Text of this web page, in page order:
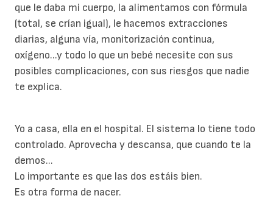
que le daba mi cuerpo, la alimentamos con fórmula
(total, se crían igual), le hacemos extracciones
diarias, alguna vía, monitorización continua,
oxígeno...y todo lo que un bebé necesite con sus
posibles complicaciones, con sus riesgos que nadie
te explica.
Yo a casa, ella en el hospital. El sistema lo tiene todo
controlado. Aprovecha y descansa, que cuando te la
demos...
Lo importante es que las dos estáis bien.
Es otra forma de nacer.